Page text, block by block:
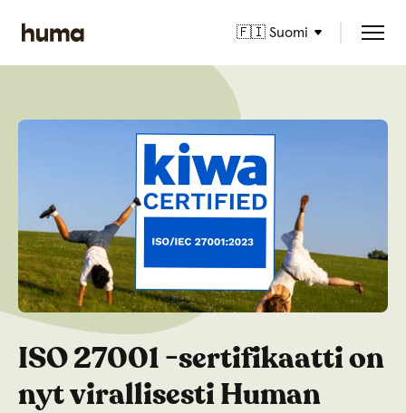
🇫🇮 Suomi
ISO 27001 -sertifikaatti on
nyt virallisesti Human